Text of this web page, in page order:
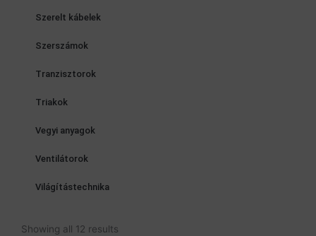
Szerelt kábelek
Szerszámok
Tranzisztorok
Triakok
Vegyi anyagok
Ventilátorok
Világítástechnika
Showing all 12 results